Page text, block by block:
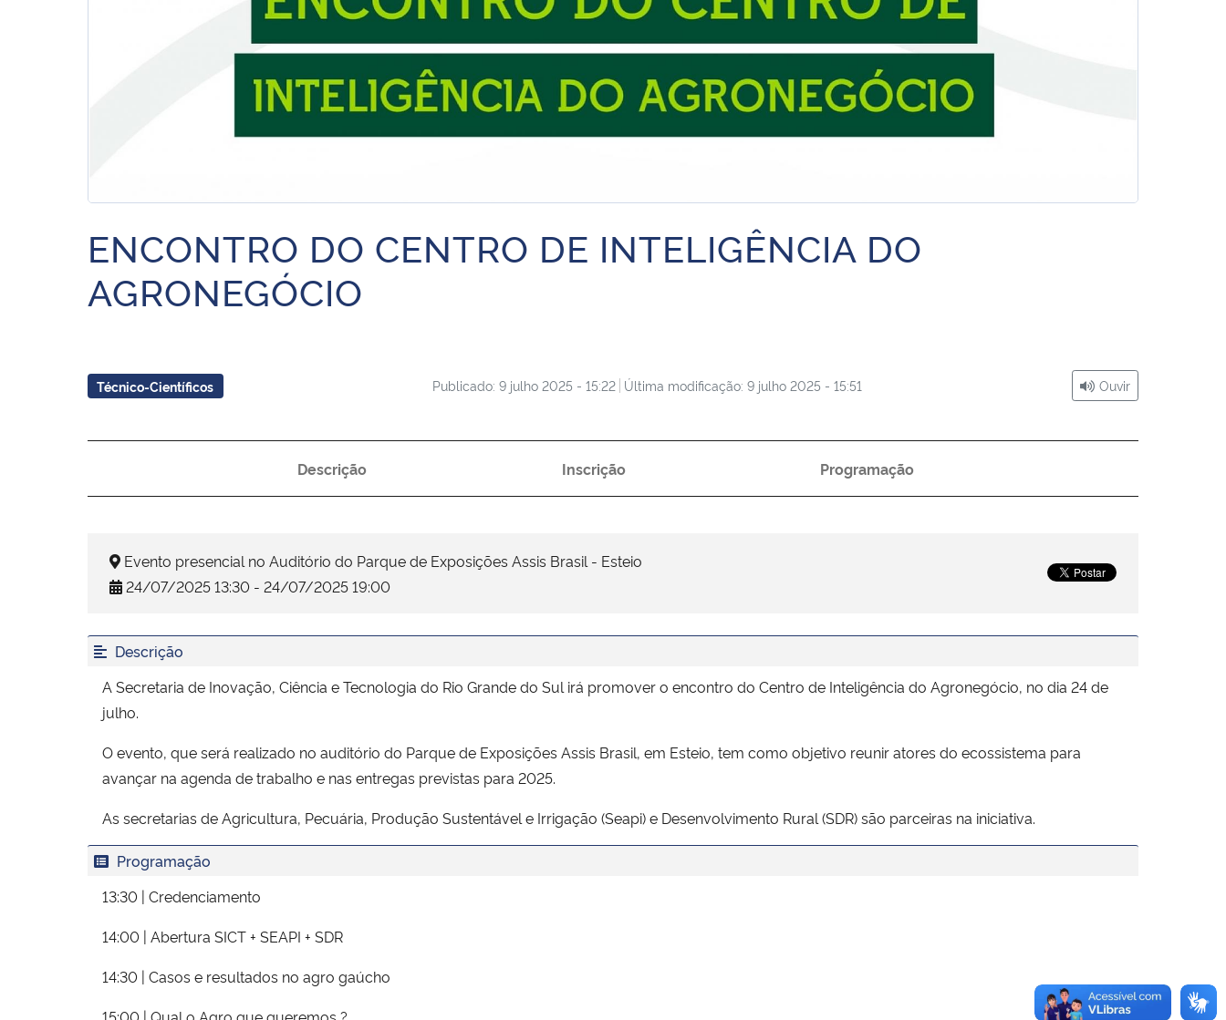
ENCONTRO DO CENTRO DE INTELIGÊNCIA DO
AGRONEGÓCIO
Técnico-Científicos Publicado: 9 julho 2025 - 15:22 Última modificação: 9 julho 2025 - 15:51 Ouvir
Descrição Inscrição Programação
Evento presencial no Auditório do Parque de Exposições Assis Brasil - Esteio
24/07/2025 13:30 - 24/07/2025 19:00
Descrição
A Secretaria de Inovação, Ciência e Tecnologia do Rio Grande do Sul irá promover o encontro do Centro de Inteligência do Agronegócio, no dia 24 de
julho.
O evento, que será realizado no auditório do Parque de Exposições Assis Brasil, em Esteio, tem como objetivo reunir atores do ecossistema para
avançar na agenda de trabalho e nas entregas previstas para 2025.
As secretarias de Agricultura, Pecuária, Produção Sustentável e Irrigação (Seapi) e Desenvolvimento Rural (SDR) são parceiras na iniciativa.
Programação
13:30 | Credenciamento
14:00 | Abertura SICT + SEAPI + SDR
14:30 | Casos e resultados no agro gaúcho